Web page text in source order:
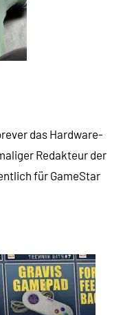
das Hardware-
Redakteur der
für GameStar